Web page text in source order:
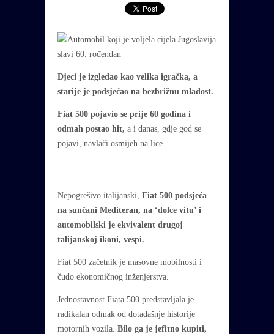
Djeci je izgledao kao velika igračka, a
starije je podsjećao na bezbrižnu mladost.
Fiat 500 pojavio se prije 60 godina i
odmah postao hit, a i danas, gdje god se
pojavi, navlači osmijeh na lice.
Nepogrešivo italijanski, Fiat 500 podsjeća
na sunčani Mediteran, na ‘dolce vitu’ i
automobilski je ekvivalent drugoj
talijanskoj ikoni, vespi.
Fiat 500 začetnik je masovne mobilnosti i
čudo ekonomičnog inženjerstva.
Jednostavnost Fiata 500 predstavljala je
radikalan odmak od dotadašnje historije
motornih vozila. Bilo ga je jefitno kupiti,